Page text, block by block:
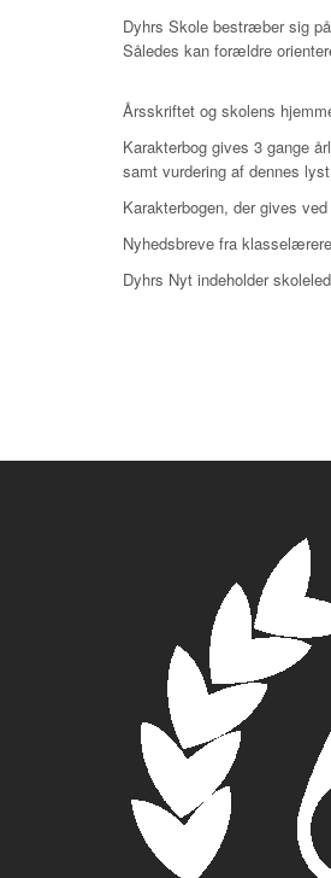
Dyhrs Skole bestræber sig
Således kan forældre
Årsskriftet og skolens
Karakterbog gives 3 gange
samt vurdering af dennes
Karakterbogen, der gives
Nyhedsbreve fra
Dyhrs Nyt indeholder